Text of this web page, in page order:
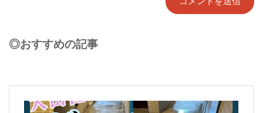
◎おすすめの記事